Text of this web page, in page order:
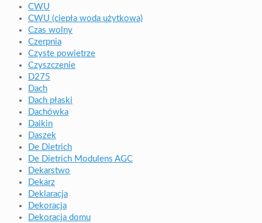
CWU
CWU (ciepła woda użytkowa)
Czas wolny
Czerpnia
Czyste powietrze
Czyszczenie
D275
Dach
Dach płaski
Dachówka
Daikin
Daszek
De Dietrich
De Dietrich Modulens AGC
Dekarstwo
Dekarz
Deklaracja
Dekoracja
Dekoracja domu